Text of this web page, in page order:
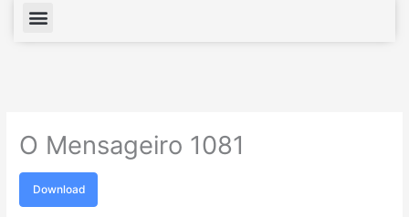
Menu
O Mensageiro 1081
Download